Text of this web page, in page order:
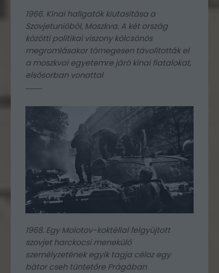
1966. Kínai hallgatók kiutasítása a
Szovjetunióból, Moszkva. A két ország
közötti politikai viszony kölcsönös
megromlásakor tömegesen távolították el
a moszkvai egyetemre járó kínai fiatalokat,
elsősorban vonattal
1968. Egy Molotov-koktéllal felgyújtott
szovjet harckocsi menekülő
személyzetének egyik tagja céloz egy
bátor cseh tüntetőre Prágában